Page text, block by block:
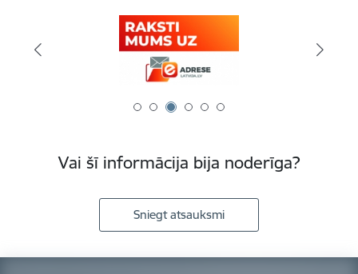
Vai šī informācija bija noderīga?
Sniegt atsauksmi